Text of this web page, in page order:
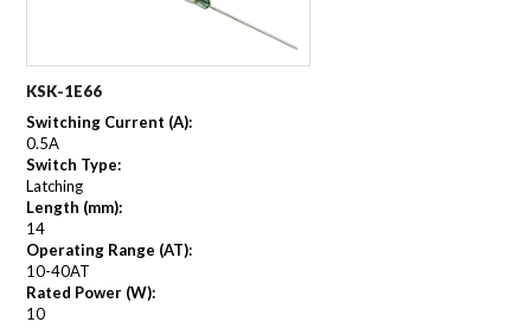
KSK-1E66
Switching Current (A):
0.5A
Switch Type:
Latching
Length (mm):
14
Operating Range (AT):
10-40AT
Rated Power (W):
10